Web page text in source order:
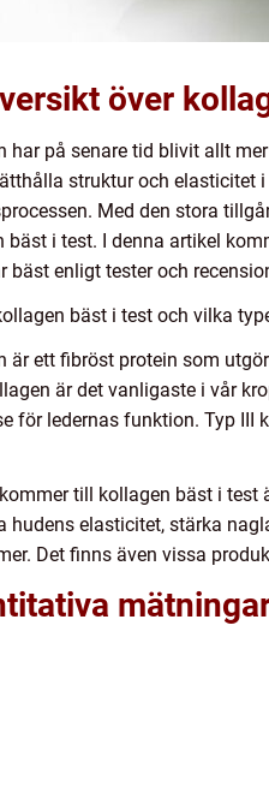
över
har på senare tid blivit allt
struktur och elasticitet
Med den stora
bäst i test. I denna artikel
bäst enligt tester och
bäst i test och vilka
är ett fibröst protein som
är det vanligaste i vår
för ledernas funktion. Typ
till kollagen bäst i
hudens elasticitet, stärka
Det finns även vissa